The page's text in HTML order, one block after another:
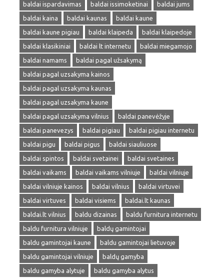
baldai ispardavimas
baldai issimoketinai
baldai jums
baldai kaina
baldai kaunas
baldai kaune
baldai kaune pigiau
baldai klaipeda
baldai klaipedoje
baldai klasikiniai
baldai lt internetu
baldai miegamojo
baldai namams
baldai pagal užsakymą
baldai pagal uzsakyma kainos
baldai pagal uzsakyma kaunas
baldai pagal uzsakyma kaune
baldai pagal uzsakyma vilnius
baldai panevėžyje
baldai panevezys
baldai pigiau
baldai pigiau internetu
baldai pigu
baldai pigus
baldai siauliuose
baldai spintos
baldai svetainei
baldai svetaines
baldai vaikams
baldai vaikams vilniuje
baldai vilniuje
baldai vilniuje kainos
baldai vilnius
baldai virtuvei
baldai virtuves
baldai visiems
baldai.lt kaunas
baldai.lt vilnius
baldu dizainas
baldu furnitura internetu
baldu furnitura vilniuje
baldų gamintojai
baldu gamintojai kaune
baldu gamintojai lietuvoje
baldu gamintojai vilniuje
baldų gamyba
baldu gamyba alytuje
baldu gamyba alytus